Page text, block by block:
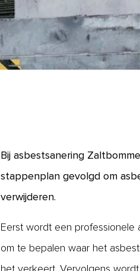
Bij asbestsanering
stappenplan gevolgd om
verwijderen.
Eerst wordt een professionele
om te bepalen waar het